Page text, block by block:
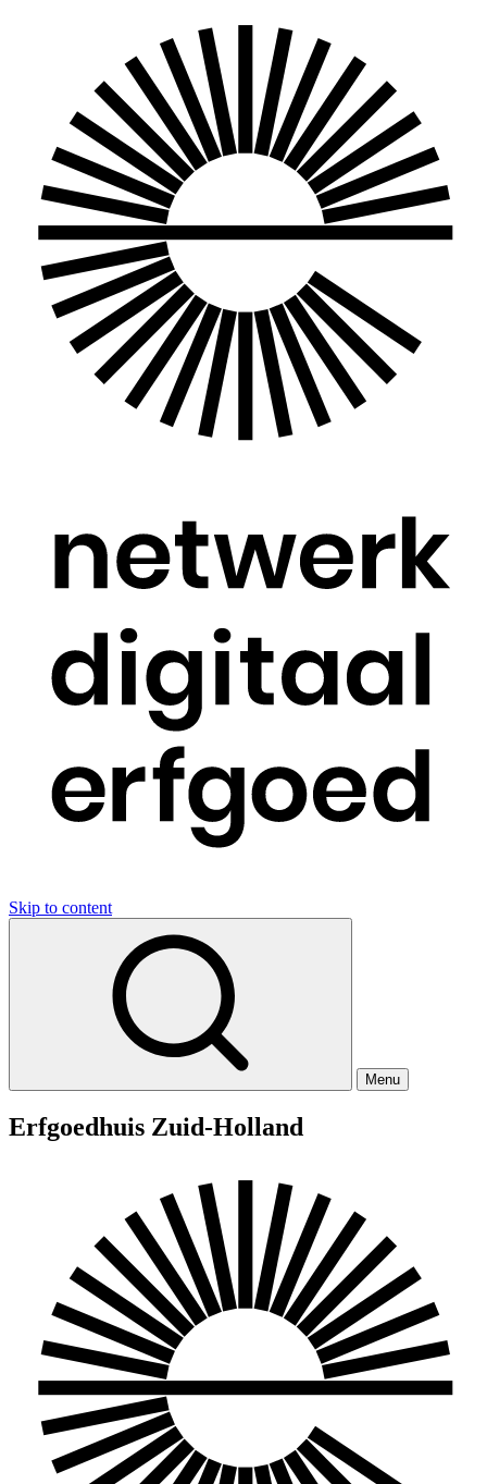
Skip to content
Menu
Erfgoedhuis Zuid-Holland